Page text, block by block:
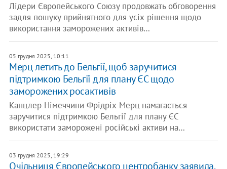
Лідери Європейського Союзу продовжать обговорення
задля пошуку прийнятного для усіх рішення щодо
використання заморожених активів…
05 грудня 2025, 10:11
Мерц летить до Бельгії, щоб заручитися
підтримкою Бельгії для плану ЄС щодо
заморожених росактивів
Канцлер Німеччини Фрідріх Мерц намагається
заручитися підтримкою Бельгії для плану ЄС
використати заморожені російські активи на…
03 грудня 2025, 19:29
Очільниця Європейського центробанку заявила,